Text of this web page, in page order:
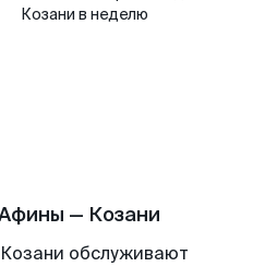
Козани в неделю
— Козани
обслуживают